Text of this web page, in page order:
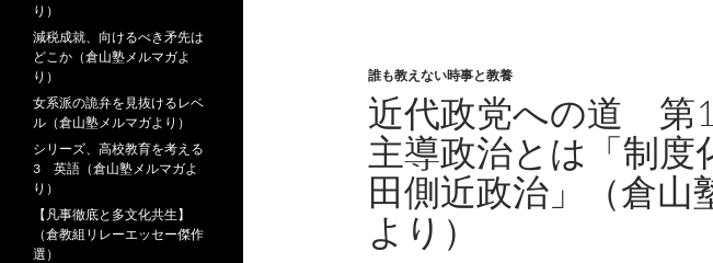
誰も教えない時事と教養
近代政党への道
主導政治とは「制度
田側近政治」（倉山
より）
り）
減税成就、向けるべき矛先は
どこか（倉山塾メルマガよ
り）
女系派の詭弁を見抜けるレベ
ル（倉山塾メルマガより）
シリーズ、高校教育を考える
3 英語（倉山塾メルマガよ
り）
【凡事徹底と多文化共生】
（倉教組リレーエッセー傑作
選）